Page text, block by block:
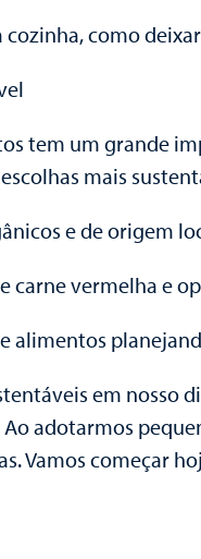
cozinha, como
tem um grande
mais
e de origem
carne vermelha e
alimentos
em nosso
adotarmos
Vamos começar